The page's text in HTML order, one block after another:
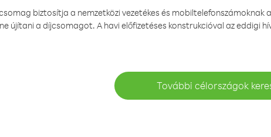
biztosítja a nemzetközi vezetékes és
újítani a díjcsomagot. A havi előfizetéses konstrukcióval az eddigi
További célországok